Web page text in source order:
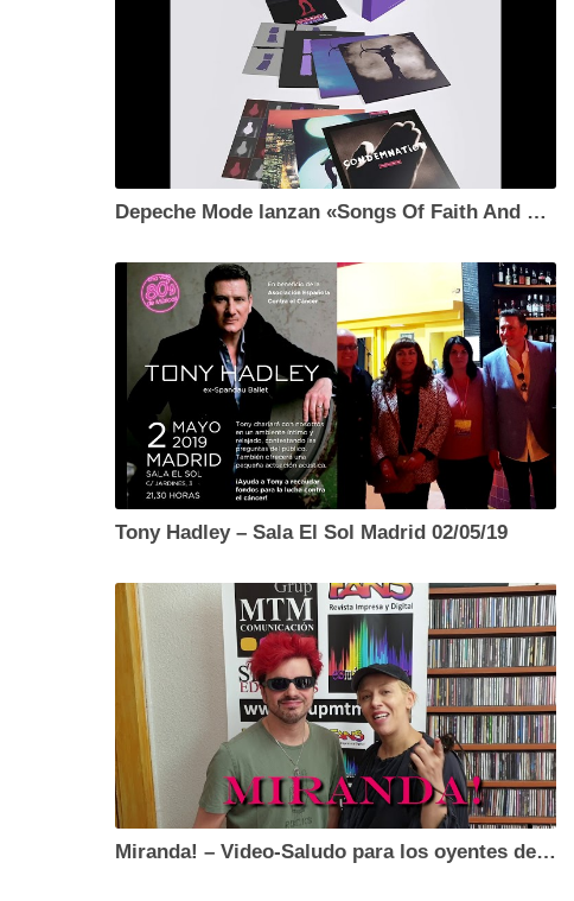
Depeche Mode lanzan «Songs Of Faith And Devotion – The 12″ Singles
Tony Hadley – Sala El Sol Madrid 02/05/19
Miranda! – Video-Saludo para los oyentes de esmiradio.es